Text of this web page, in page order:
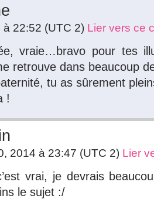
à 22:52 (UTC 2) Lier vers ce
vraie…bravo pour tes
retrouve dans beaucoup
tu as sûrement
!
2014 à 23:47 (UTC 2) Lier
vrai, je devrais
le sujet :/